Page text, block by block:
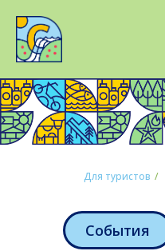
Для туристов /
События